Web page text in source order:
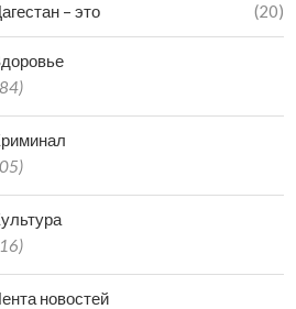
– это (20)
новостей